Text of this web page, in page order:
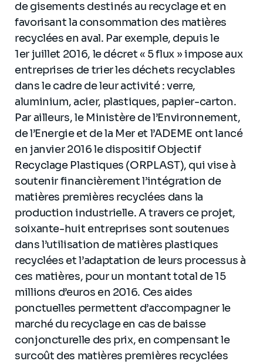
de gisements destinés au recyclage et en
favorisant la consommation des matières
recyclées en aval. Par exemple, depuis le
1er juillet 2016, le décret « 5 flux » impose aux
entreprises de trier les déchets recyclables
dans le cadre de leur activité : verre,
aluminium, acier, plastiques, papier-carton.
Par ailleurs, le Ministère de l’Environnement,
de l’Energie et de la Mer et l’ADEME ont lancé
en janvier 2016 le dispositif Objectif
Recyclage Plastiques (ORPLAST), qui vise à
soutenir financièrement l’intégration de
matières premières recyclées dans la
production industrielle. A travers ce projet,
soixante-huit entreprises sont soutenues
dans l’utilisation de matières plastiques
recyclées et l’adaptation de leurs processus à
ces matières, pour un montant total de 15
millions d’euros en 2016. Ces aides
ponctuelles permettent d’accompagner le
marché du recyclage en cas de baisse
conjoncturelle des prix, en compensant le
surcoût des matières premières recyclées